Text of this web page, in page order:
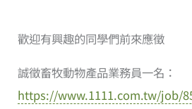
歡迎有興趣的同學們前來應徵
誠徵畜牧動物產品業務員一名：
https://www.1111.com.tw/job/